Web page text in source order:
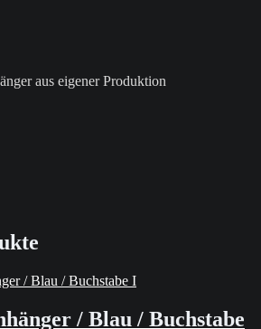
aus eigener Produktion
/ Blau / Buchstabe